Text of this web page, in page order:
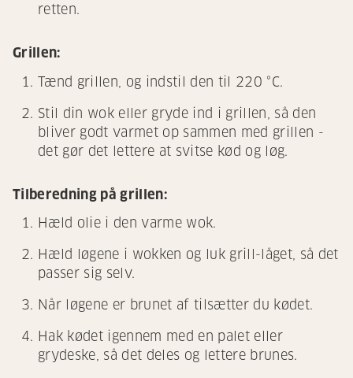
retten.
Grillen:
Tænd grillen, og indstil den til 220 °C.
Stil din wok eller gryde ind i grillen, så den
bliver godt varmet op sammen med grillen -
det gør det lettere at svitse kød og løg.
Tilberedning på grillen:
Hæld olie i den varme wok.
Hæld løgene i wokken og luk grill-låget, så det
passer sig selv.
Når løgene er brunet af tilsætter du kødet.
Hak kødet igennem med en palet eller
grydeske, så det deles og lettere brunes.